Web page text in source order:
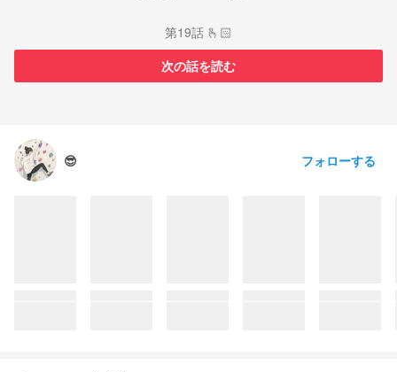
第19話 🫰🏻
次の話を読む
😎 フォローする